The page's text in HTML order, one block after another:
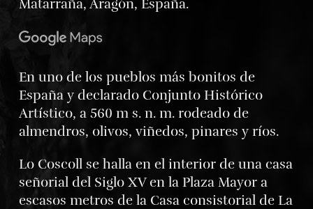
Matarraña, Aragón, España.
En uno de los pueblos más bonitos de
España y declarado Conjunto Histórico
Artístico, a 560 m s. n. m. rodeado de
almendros, olivos, viñedos, pinares y ríos.
Lo Coscoll se halla en el interior de una casa
señorial del Siglo XV en la Plaza Mayor a
escasos metros de la Casa consistorial de La